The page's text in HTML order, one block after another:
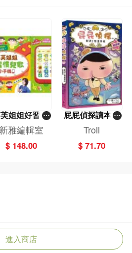
姐姐好習慣
兒歌小手機
新雅編輯室
$ 148.00
屁屁偵探讀本(1
3)－－對決！怪
篇）
Troll
$ 71.70
進入商店